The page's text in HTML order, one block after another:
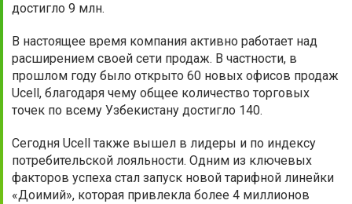
достигло 9 млн.
В настоящее время компания активно работает над
расширением своей сети продаж. В частности, в
прошлом году было открыто 60 новых офисов продаж
Ucell, благодаря чему общее количество торговых
точек по всему Узбекистану достигло 140.
Сегодня Ucell также вышел в лидеры и по индексу
потребительской лояльности. Одним из ключевых
факторов успеха стал запуск новой тарифной линейки
«Доимий», которая привлекла более 4 миллионов